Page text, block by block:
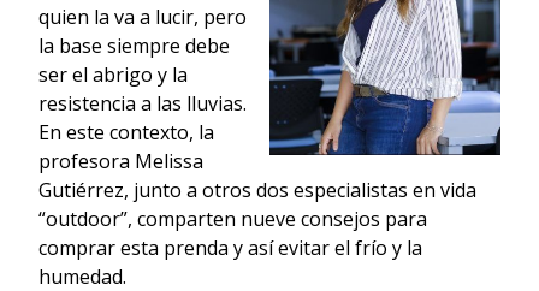
quien la va a lucir, pero
la base siempre debe
ser el abrigo y la
resistencia a las lluvias.
En este contexto, la
profesora Melissa
Gutiérrez, junto a otros dos especialistas en vida
“outdoor”, comparten nueve consejos para
comprar esta prenda y así evitar el frío y la
humedad.